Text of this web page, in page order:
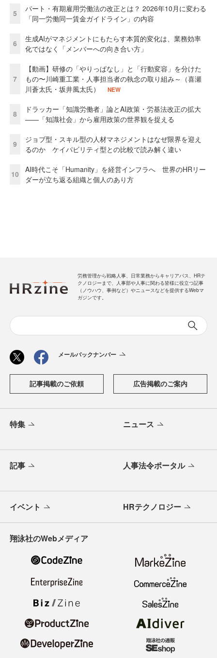
5
パート・有期雇用労働法の改正とは？ 2026年10月に変わる
「同一労働同一賃金ガイドライン」の内容
6
生成AIがマネジメントにもたらす本質的変化は、業務効率
化ではなく「メンバーへの向き合い方」
7
【動画】研修の「やりっぱなし」と「行動変容」を分けた
もの〜川崎重工業・人事担当者の執念の取り組み～（喜瀬
川蒼太氏・坂井風太氏）
NEW
8
ドラッカー「知識労働者」論とAI政策・労基法改正の拡大
——「知識社会」から雇用政策の世界観を捉える
9
ジョブ型・スキル型の人材マネジメントはなぜ限界を迎え
るのか ケイパビリティ型との比較で読み解く違い
10
AI時代こそ「Humanity」を経営インフラへ 世界のHRリー
ダーが立ち返る組織と個人のあり方
労務管理から戦略人事、日常業務からキャリアパス、HRテ
クノロジーまで、人事部や人事に関わる皆様に役立つ記事
（ノウハウ、事例など）やニュースなどを提供するWebマ
ガジンです。
メールバックナンバー
記事掲載のご依頼 広告掲載のご案内
特集 ニュース
記事 人事法令ポータル
イベント HRテクノロジー
翔泳社のWebメディア